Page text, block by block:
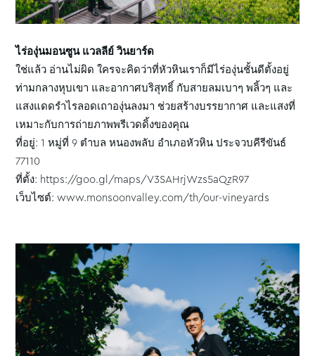
ไร่องุ่นมอนซูน แวลลีย์ วินยาร์ด
ใช่แล้ว อ่านไม่ผิด ใครจะคิดว่าที่หัวหินเราก็มีไร่องุ่นชั้นดีตั้งอยู่
ท่ามกลางหุบเขา และอากาศบริสุทธิ์ กับสายลมเบาๆ พลิ้วๆ และ
แสงแดดรำไรลอดเถาองุ่นลงมา ช่วยสร้างบรรยากาศ และแสงที่
เหมาะกับการถ่ายภาพพรีเวดดิ้งของคุณ
ที่อยู่: 1 หมู่ที่ 9 ตำบล หนองพลับ อำเภอหัวหิน ประจวบคีรีขันธ์
77110
ที่ตั้ง: https://goo.gl/maps/V3SAHrjWzs5aQzR97
เว็บไซต์: www.monsoonvalley.com/th/our-vineyards